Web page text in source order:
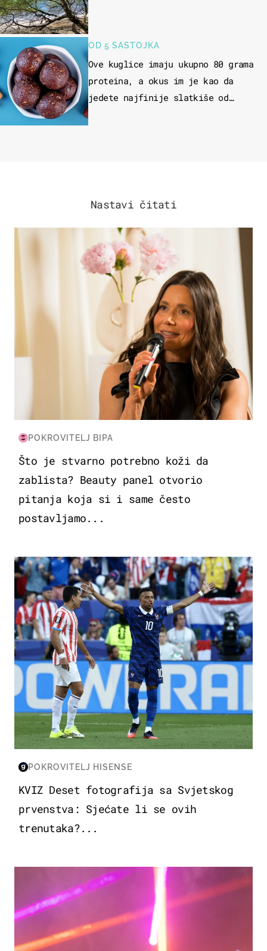
OD 5 SASTOJKA
Ove kuglice imaju ukupno 80 grama
proteina, a okus im je kao da
jedete najfinije slatkiše od
Nastavi čitati
MODA & LJEPOTA
POKROVITELJ BIPA
Što je stvarno potrebno koži da
zablista? Beauty panel otvorio
pitanja koja si i same često
postavljamo...
SVJETSKO PRVENSTVO 2026
POKROVITELJ HISENSE
KVIZ Deset fotografija sa Svjetskog
prvenstva: Sjećate li se ovih
trenutaka?...
KULTURA & ZABAVA